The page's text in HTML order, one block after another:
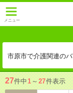
メニュー
市原市で介護関連の
27件中1 ～ 27件表示